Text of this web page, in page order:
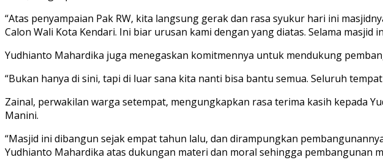
“Atas penyampaian Pak RW, kita langsung gerak dan rasa syukur hari ini
Calon Wali Kota Kendari. Ini biar urusan kami dengan yang diatas. Selama
Yudhianto Mahardika juga menegaskan komitmennya untuk mendukung
“Bukan hanya di sini, tapi di luar sana kita nanti bisa bantu semua. Seluruh
Zainal, perwakilan warga setempat, mengungkapkan rasa terima kasih kepada
Manini.
“Masjid ini dibangun sejak empat tahun lalu, dan dirampungkan
Yudhianto Mahardika atas dukungan materi dan moral sehingga pembangunan